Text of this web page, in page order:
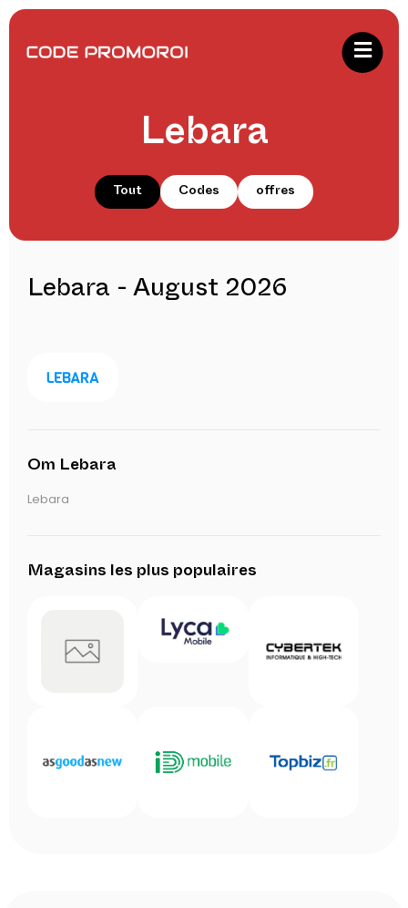
Lebara
Tout Codes offres
Lebara - August 2026
Om Lebara
Lebara
Magasins les plus populaires